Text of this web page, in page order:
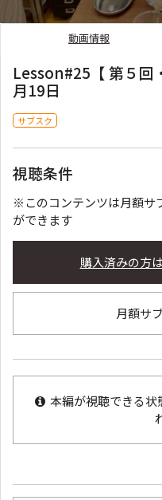
動画情報
Lesson#25【 第５回
月19日
サブスク
視聴条件
※このコンテンツは月額サ
ができます
購入済みの方
月額サ
本編が視聴できる状